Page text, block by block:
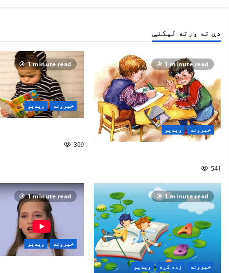
i
دې ته ورته لیکنې
1 minute read
خبرونه ویدیو
309
1 minute read
خبرونه ویدیو
541
1 minute read
خبرونه ویدیو
1 minute read
خبرونه زده کړه ویدیو